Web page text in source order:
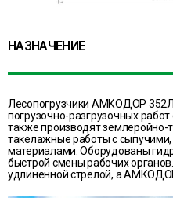
НАЗНАЧЕНИЕ
Лесопогрузчики АМКОДОР
погрузочно-разгрузочных
также производят
такелажные работы с
материалами. Оборудованы
быстрой смены рабочих
удлиненной стрелой, а